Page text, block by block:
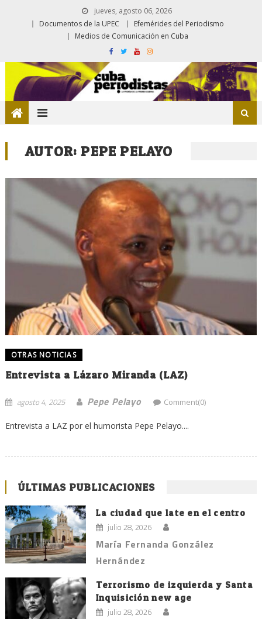
jueves, agosto 06, 2026
Documentos de la UPEC
Efemérides del Periodismo
Medios de Comunicación en Cuba
AUTOR:PEPE PELAYO
OTRAS NOTICIAS
Entrevista a Lázaro Miranda (LAZ)
agosto 4, 2025 Pepe Pelayo Comment(0)
Entrevista a LAZ por el humorista Pepe Pelayo....
ÚLTIMAS PUBLICACIONES
La ciudad que late en el centro
julio 28, 2026
María Fernanda González
Hernández
Terrorismo de izquierda y Santa
Inquisición new age
julio 28, 2026